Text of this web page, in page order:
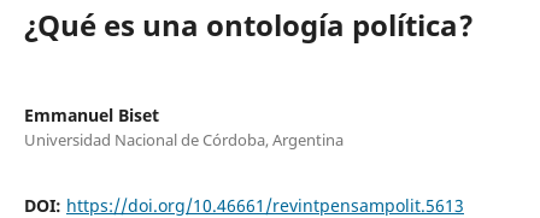
¿Qué es una ontología política?
Emmanuel Biset
Universidad Nacional de Córdoba, Argentina
DOI: https://doi.org/10.46661/revintpensampolit.5613